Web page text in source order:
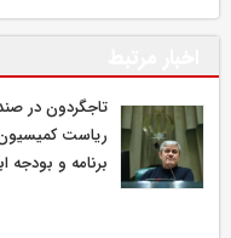
تاجگردون در
ریاست
برنامه و بودجه